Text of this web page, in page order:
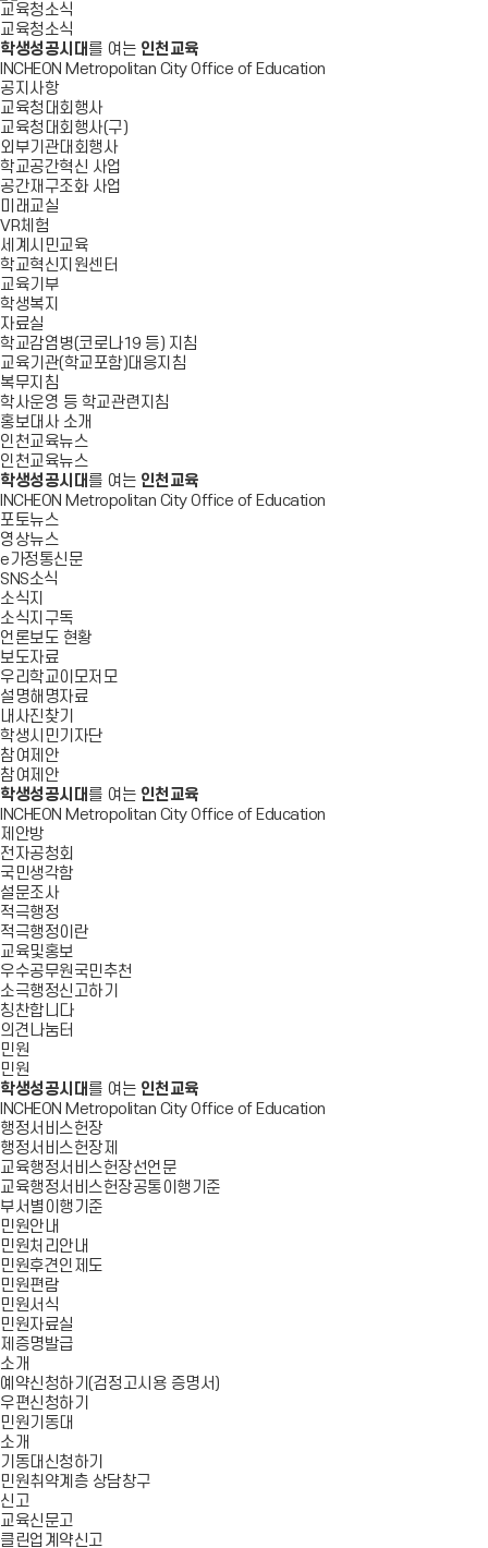
교육청소식
교육청소식
학생성공시대 를 여는 인천교육
INCHEON Metropolitan City Office of Education
공지사항
교육청대회행사
교육청대회행사(구)
외부기관대회행사
학교공간혁신 사업
공간재구조화 사업
미래교실
VR체험
세계시민교육
학교혁신지원센터
교육기부
학생복지
자료실
학교감염병(코로나19 등) 지침
교육기관(학교포함)대응지침
복무지침
학사운영 등 학교관련지침
홍보대사 소개
인천교육뉴스
인천교육뉴스
학생성공시대 를 여는 인천교육
INCHEON Metropolitan City Office of Education
포토뉴스
영상뉴스
e가정통신문
SNS소식
소식지
소식지구독
언론보도 현황
보도자료
우리학교이모저모
설명해명자료
내사진찾기
학생시민기자단
참여제안
참여제안
학생성공시대 를 여는 인천교육
INCHEON Metropolitan City Office of Education
제안방
전자공청회
국민생각함
설문조사
적극행정
적극행정이란
교육및홍보
우수공무원국민추천
소극행정신고하기
칭찬합니다
의견나눔터
민원
민원
학생성공시대 를 여는 인천교육
INCHEON Metropolitan City Office of Education
행정서비스헌장
행정서비스헌장제
교육행정서비스헌장선언문
교육행정서비스헌장공통이행기준
부서별이행기준
민원안내
민원처리안내
민원후견인제도
민원편람
민원서식
민원자료실
제증명발급
소개
예약신청하기(검정고시용 증명서)
우편신청하기
민원기동대
소개
기동대신청하기
민원취약계층 상담창구
신고
교육신문고
클린업계약신고